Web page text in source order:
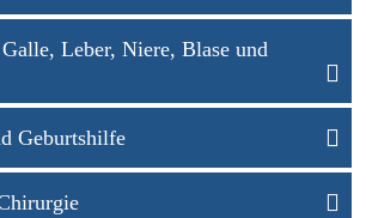
Leber, Niere, Blase und
Geburtshilfe